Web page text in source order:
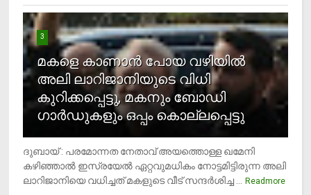
3
മകളെ കാണാന്‍ പോയ വഴിയില്‍
അലി ലാറിജാനിയുടെ വിധി
കുറിക്കപ്പെട്ടു, മകനും ബോഡി
ഗാര്‍ഡുകളും ഒപ്പം കൊല്ലപ്പെട്ടു
ദുബായ് : പരമോന്നത നേതാവ് അയത്തൊള്ള ഖമേനി
കഴിഞ്ഞാല്‍ ഇസ്രയേല്‍ ഏറ്റവുമധികം നോട്ടമിട്ടിരുന്ന അലി
ലാറിജാനിയെ വധിച്ചത് മകളുടെ വീട് സന്ദര്‍ശിച്ച ... Readmore
4